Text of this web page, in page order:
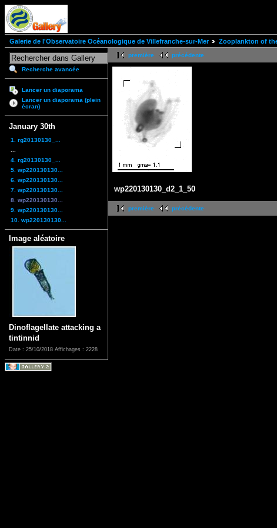
Galerie de l'Observatoire Océanologique de Villefranche-sur-Mer Zooplankton of
Recherche avancée
Lancer un diaporama
Lancer un diaporama (plein
écran)
January 30th
1. rg20130130_...
4. rg20130130_...
5. wp220130130...
6. wp220130130...
7. wp220130130...
8. wp220130130...
9. wp220130130...
10. wp220130130...
Image aléatoire
Dinoflagellate attacking a
tintinnid
Date : 25/10/2018 Affichages : 2228
première précédente
wp220130130_d2_1_50
première précédente